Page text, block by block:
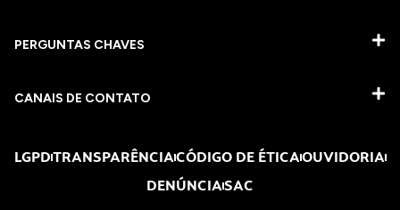
PERGUNTAS CHAVES​
CANAIS DE CONTATO
LGPDTRANSPARÊNCIACÓDIGO DE ÉTICAOUVIDORIA
DENÚNCIASAC